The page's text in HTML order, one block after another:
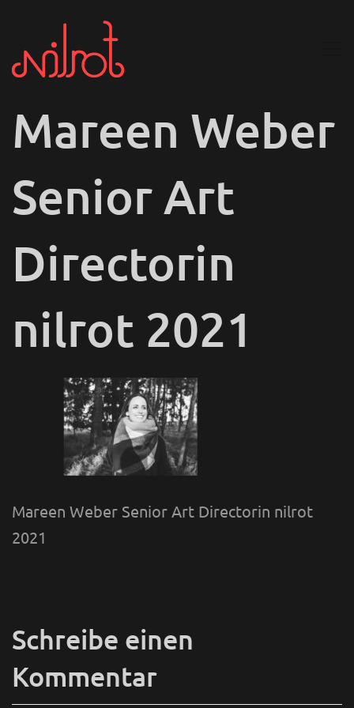
Mareen Weber
Senior Art
Directorin
nilrot 2021
Mareen Weber Senior Art Directorin nilrot
2021
Schreibe einen
Kommentar